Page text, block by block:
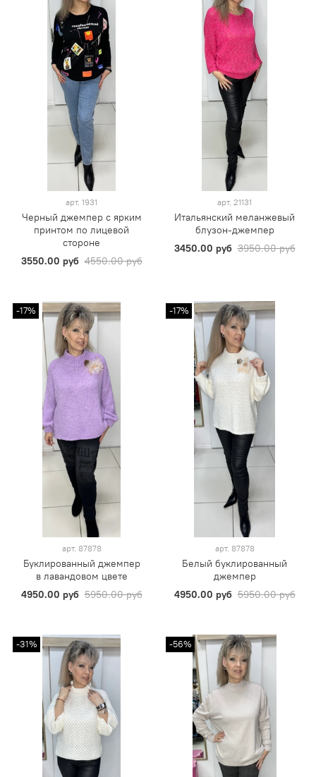
арт. 1931
Черный джемпер с ярким
принтом по лицевой
стороне
3550.00 руб 4550.00 руб
арт. 21131
Итальянский меланжевый
блузон-джемпер
3450.00 руб 3950.00 руб
-17%
арт. 87878
Буклированный джемпер
в лавандовом цвете
4950.00 руб 5950.00 руб
-17%
арт. 87878
Белый буклированный
джемпер
4950.00 руб 5950.00 руб
-31% -56%